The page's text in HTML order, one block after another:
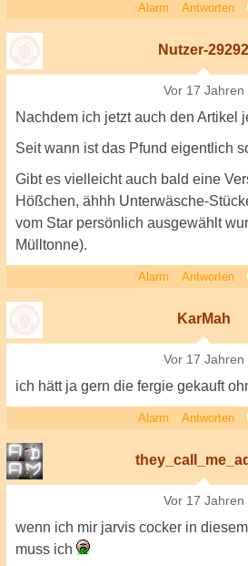
Alarm Antworten
Nutzer-29292
Vor 17 Jahren
Nachdem ich jetzt auch den Artikel
Seit wann ist das Pfund eigentlich
Gibt es vielleicht auch bald eine
Hößchen, ähhh Unterwäsche-
vom Star persönlich ausgewählt
Mülltonne).
Alarm Antworten
KarMah
Vor 17 Jahren
ich hätt ja gern die fergie gekauft
Alarm Antworten
Vor 17 Jahren
wenn ich mir jarvis cocker in
muss ich